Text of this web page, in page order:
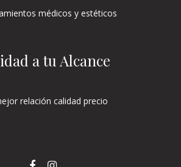
médicos y estéticos
a tu Alcance
relación calidad precio